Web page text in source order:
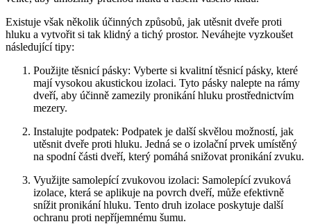
Existuje však několik účinných způsobů, jak utěsnit dveře proti
hluku a vytvořit si tak klidný a⁤ tichý prostor.‍ Neváhejte vyzkoušet
následující tipy:
Použijte ​těsnicí ‍pásky: Vyberte ⁣si kvalitní těsnicí‍ pásky, které
mají ​vysokou akustickou izolaci. Tyto‍ pásky nalepte na‌ rámy
dveří, aby účinně zamezily pronikání hluku prostřednictvím
mezery.
Instalujte podpatek:‌ Podpatek je další skvělou možností, jak
utěsnit dveře proti ‍hluku. Jedná ‌se o izolační prvek umístěný
na spodní části dveří, který pomáhá snižovat pronikání zvuku.
Využijte samolepící zvukovou izolaci: Samolepící zvuková
izolace, která se aplikuje na povrch dveří, může efektivně
snížit pronikání hluku. Tento druh ⁤izolace poskytuje další
ochranu proti nepříjemnému šumu.